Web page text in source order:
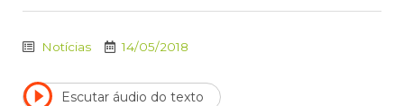
Notícias 14/05/2018
Escutar áudio do texto